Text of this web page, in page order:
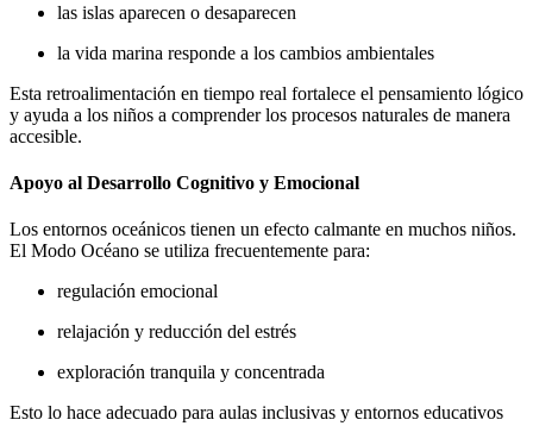
las islas aparecen o desaparecen
la vida marina responde a los cambios ambientales
Esta retroalimentación en tiempo real fortalece el pensamiento lógico
y ayuda a los niños a comprender los procesos naturales de manera
accesible.
Apoyo al Desarrollo Cognitivo y Emocional
Los entornos oceánicos tienen un efecto calmante en muchos niños.
El Modo Océano se utiliza frecuentemente para:
regulación emocional
relajación y reducción del estrés
exploración tranquila y concentrada
Esto lo hace adecuado para aulas inclusivas y entornos educativos